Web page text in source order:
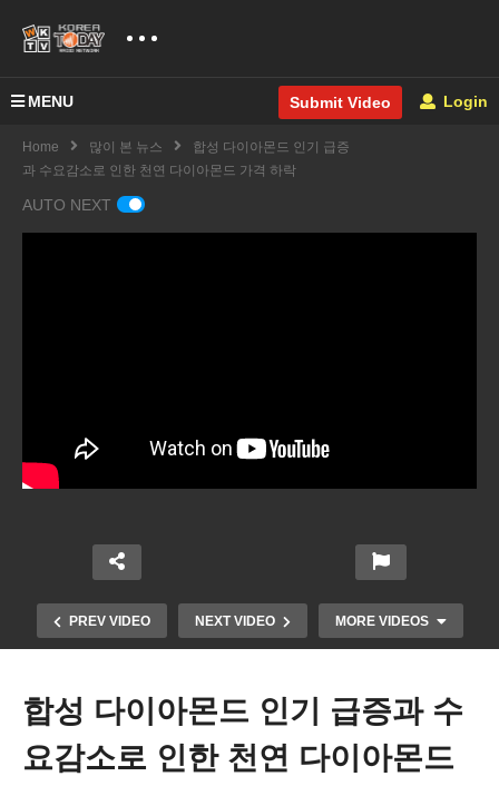
MENU Submit Video Login
Home 많이 본 뉴스
합성 다이아몬드 인기 급증
과 수요감소로 인한 천연 다이아몬드 가격 하락
AUTO NEXT
PREV VIDEO NEXT VIDEO MORE VIDEOS
합성 다이아몬드 인기 급증과 수
요감소로 인한 천연 다이아몬드